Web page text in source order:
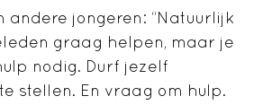
andere jongeren: “Natuurlijk
graag helpen, maar je
nodig. Durf jezelf
stellen. En vraag om hulp.